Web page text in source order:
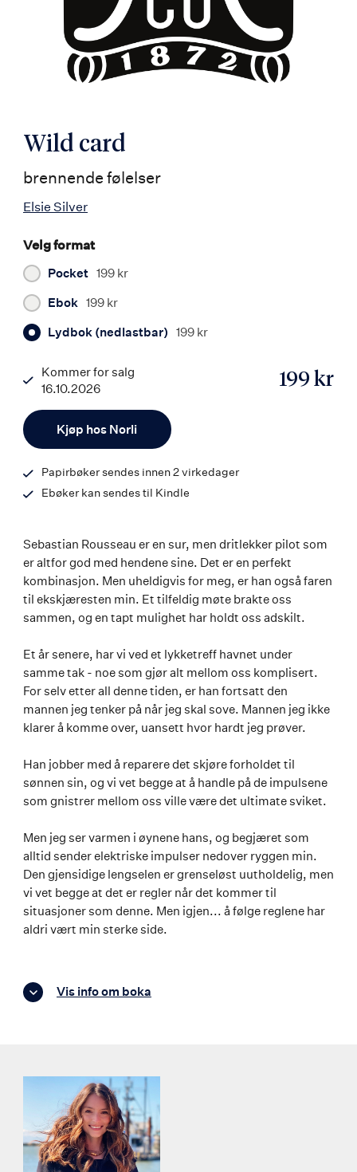
Wild card
brennende følelser
Elsie Silver
Velg format
Pocket 199 kr
Ebok 199 kr
Lydbok (nedlastbar) 199 kr
Kjøp hos Norli
199 kr
Kommer for salg
16.10.2026
9788203462924
Papirbøker sendes innen 2 virkedager
Ebøker kan sendes til Kindle
Sebastian Rousseau er en sur, men dritlekker pilot som
er altfor god med hendene sine. Det er en perfekt
kombinasjon. Men uheldigvis for meg, er han også faren
til ekskjæresten min. Et tilfeldig møte brakte oss
sammen, og en tapt mulighet har holdt oss adskilt.
Et år senere, har vi ved et lykketreff havnet under
samme tak - noe som gjør alt mellom oss komplisert.
For selv etter all denne tiden, er han fortsatt den
mannen jeg tenker på når jeg skal sove. Mannen jeg ikke
klarer å komme over, uansett hvor hardt jeg prøver.
Han jobber med å reparere det skjøre forholdet til
sønnen sin, og vi vet begge at å handle på de impulsene
som gnistrer mellom oss ville være det ultimate sviket.
Men jeg ser varmen i øynene hans, og begjæret som
alltid sender elektriske impulser nedover ryggen min.
Den gjensidige lengselen er grenseløst uutholdelig, men
vi vet begge at det er regler når det kommer til
situasjoner som denne. Men igjen... å følge reglene har
aldri vært min sterke side.
Vis info om boka